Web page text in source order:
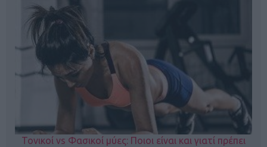
Τονικοί vs Φασικοί μύες: Ποιοι είναι και γιατί πρέπει